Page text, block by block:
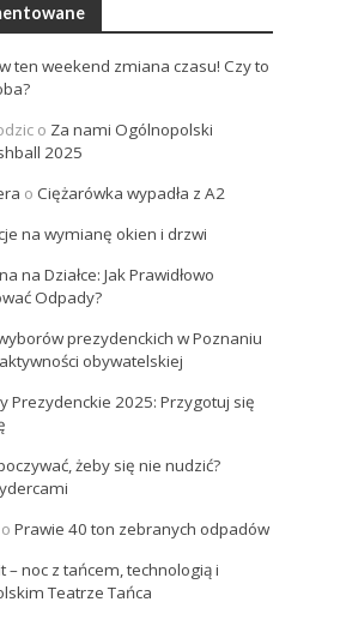
ten weekend zmiana czasu! Czy to
o Za nami Ogólnopolski
2025
o Ciężarówka wypadła z A2
na wymianę okien i drzwi
na Działce: Jak Prawidłowo
Odpady?
prezydenckich w Poznaniu
obywatelskiej
Prezydenckie 2025: Przygotuj się
żeby się nie nudzić?
Prawie 40 ton zebranych odpadów
– noc z tańcem, technologią i
Teatrze Tańca